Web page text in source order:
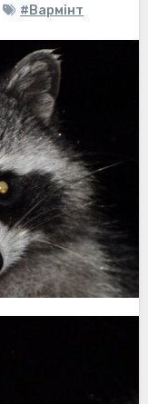
#Вармінт